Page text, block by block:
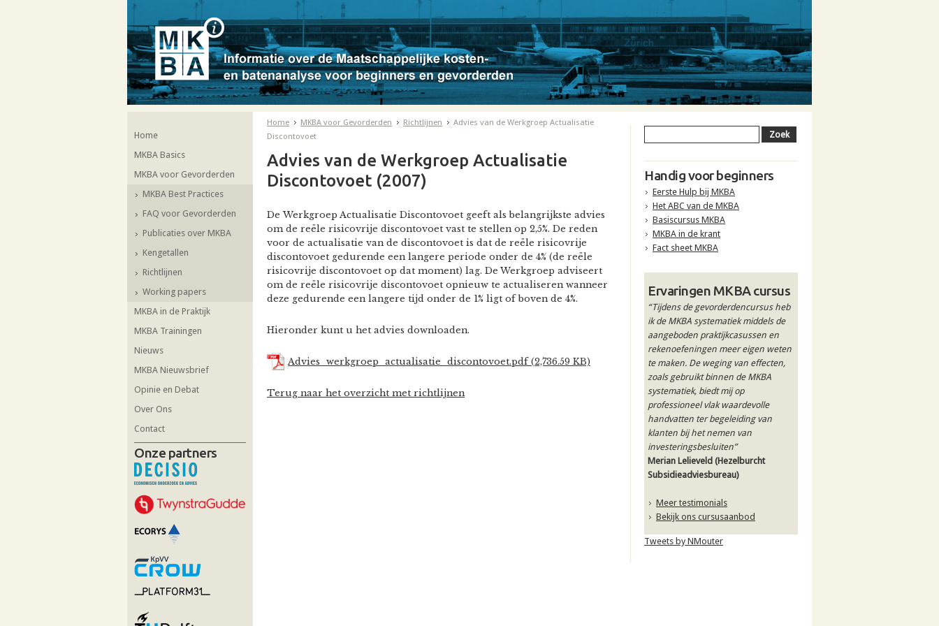
Home
MKBA Basics
MKBA voor Gevorderden
MKBA Best Practices
FAQ voor Gevorderden
Publicaties over MKBA
Kengetallen
Richtlijnen
Working papers
MKBA in de Praktijk
MKBA Trainingen
Nieuws
MKBA Nieuwsbrief
Opinie en Debat
Over Ons
Contact
Onze partners
Home MKBA voor Gevorderden Richtlijnen
Advies van de Werkgroep Actualisatie
Discontovoet
Advies van de Werkgroep Actualisatie
Discontovoet (2007)
De Werkgroep Actualisatie Discontovoet geeft als belangrijkste advies
om de reële risicovrije discontovoet vast te stellen op 2,5%. De reden
voor de actualisatie van de discontovoet is dat de reële risicovrije
discontovoet gedurende een langere periode onder de 4% (de reële
risicovrije discontovoet op dat moment) lag. De Werkgroep adviseert
om de reële risicovrije discontovoet opnieuw te actualiseren wanneer
deze gedurende een langere tijd onder de 1% ligt of boven de 4%.
Hieronder kunt u het advies downloaden.
Advies_werkgroep_actualisatie_discontovoet.pdf (2,736.59 KB)
Terug naar het overzicht met richtlijnen
Handig voor beginners
Eerste Hulp bij MKBA
Het ABC van de MKBA
Basiscursus MKBA
MKBA in de krant
Fact sheet MKBA
Ervaringen MKBA cursus
“Tijdens de gevorderdencursus heb
ik de MKBA systematiek middels de
aangeboden praktijkcasussen en
rekenoefeningen meer eigen weten
te maken. De weging van effecten,
zoals gebruikt binnen de MKBA
systematiek, biedt mij op
professioneel vlak waardevolle
handvatten ter begeleiding van
klanten bij het nemen van
investeringsbesluiten”
Merian Lelieveld (Hezelburcht
Subsidieadviesbureau)
Meer testimonials
Bekijk ons cursusaanbod
Tweets by NMouter